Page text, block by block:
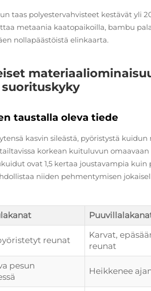
taas polyestervahvisteet kestävät yli
metaania kaatopaikoilla, bambu
nollapäästöistä elinkaarta.
taustalla oleva tiede
kasvin sileästä, pyöristystä kuidun
korkean kuituluvun
ovat 1,5 kertaa joustavampia
niiden pehmentymisen
reunat
Karvat,
reunat
pesun
Heikkenee